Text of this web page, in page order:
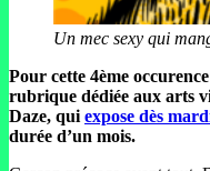
Un mec sexy qui
Pour cette 4ème
rubrique dédiée aux arts
Daze, qui expose dès
durée d’un mois.